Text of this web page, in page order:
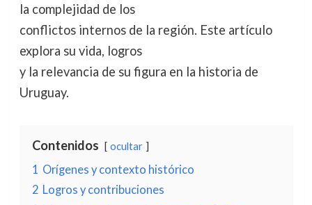
la complejidad de los
conflictos internos de la región. Este artículo
explora su vida, logros
y la relevancia de su figura en la historia de
Uruguay.
Contenidos ocultar
1 Orígenes y contexto histórico
2 Logros y contribuciones